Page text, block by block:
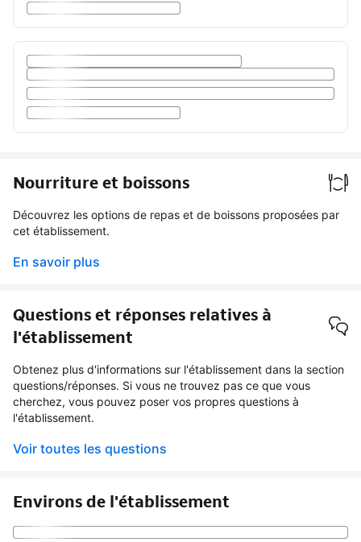
Nourriture et boissons
Découvrez les options de repas et de boissons proposées par
cet établissement.
En savoir plus
Questions et réponses relatives à
l'établissement
Obtenez plus d'informations sur l'établissement dans la section
questions/réponses. Si vous ne trouvez pas ce que vous
cherchez, vous pouvez poser vos propres questions à
l'établissement.
Voir toutes les questions
Environs de l'établissement